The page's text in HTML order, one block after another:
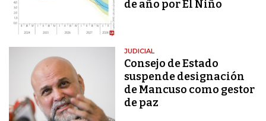
de año por El Niño
JUDICIAL
Consejo de Estado
suspende designación
de Mancuso como gestor
de paz